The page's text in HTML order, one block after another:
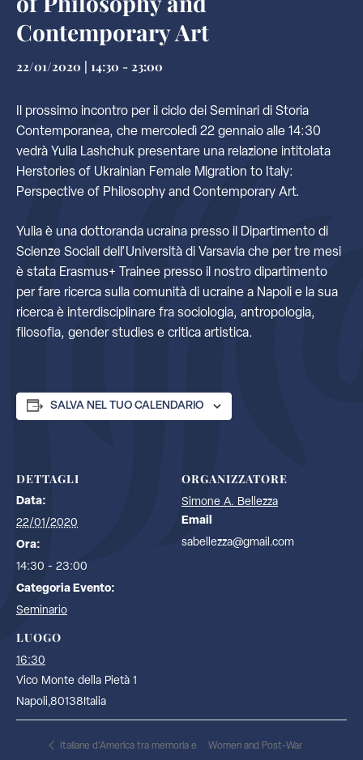
Contemporary Art
22/01/2020 | 14:30 - 23:00
Il prossimo incontro per il ciclo dei Seminari di Storia
Contemporanea, che mercoledì 22 gennaio alle 14:30
vedrà Yulia Lashchuk presentare una relazione intitolata
Herstories of Ukrainian Female Migration to Italy:
Perspective of Philosophy and Contemporary Art.
Yulia è una dottoranda ucraina presso il Dipartimento di
Scienze Sociali dell’Università di Varsavia che per tre mesi
è stata Erasmus+ Trainee presso il nostro dipartimento
per fare ricerca sulla comunità di ucraine a Napoli e la sua
ricerca è interdisciplinare fra sociologia, antropologia,
filosofia, gender studies e critica artistica.
SALVA NEL TUO CALENDARIO
DETTAGLI
Data:
22/01/2020
Ora:
14:30 - 23:00
Categoria Evento:
Seminario
LUOGO
16:30
Vico Monte della Pietà 1
Napoli,80138Italia
ORGANIZZATORE
Simone A. Bellezza
Email
sabellezza@gmail.com
Italiane d’America tra memoria e Women and Post-War